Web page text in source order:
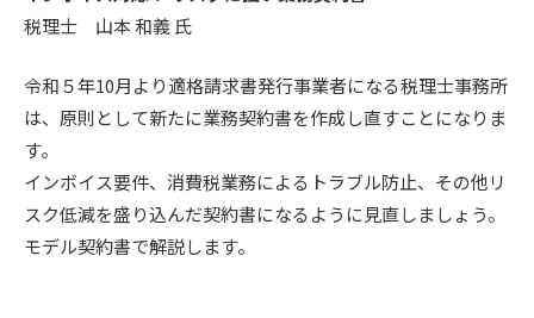
税理士 山本 和義 氏
令和５年10月より適格請求書発行事業者になる税理士事務所
は、原則として新たに業務契約書を作成し直すことになりま
す。
インボイス要件、消費税業務によるトラブル防止、その他リ
スク低減を盛り込んだ契約書になるように見直しましょう。
モデル契約書で解説します。